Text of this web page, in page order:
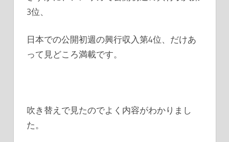
3位、
日本での公開初週の興行収入第4位、だけあ
って見どころ満載です。
吹き替えで見たのでよく内容がわかりまし
た。